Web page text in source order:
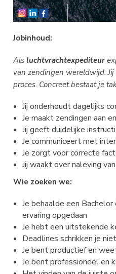
Jobinhoud:
Als luchtvrachtexpediteur
van zendingen wereldwijd.
proces. Concreet bestaat je
Jij onderhoudt dagelijks
Je maakt zendingen aan
Jij geeft duidelijke
Je communiceert met
Je zorgt voor correcte
Jij waakt over naleving
Wie zoeken we:
Je behaalde een
ervaring opgedaan
Je hebt een uitstekende
Deadlines schrikken je
Je bent productief en
Je bent professioneel en